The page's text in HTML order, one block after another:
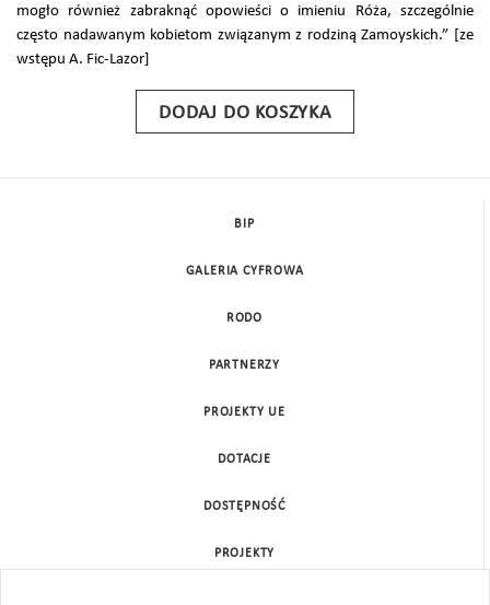
mogło również zabraknąć opowieści o imieniu Róża, szczególnie
często nadawanym kobietom związanym z rodziną Zamoyskich.” [ze
wstępu A. Fic-Lazor]
DODAJ DO KOSZYKA
BIP
GALERIA CYFROWA
RODO
PARTNERZY
PROJEKTY UE
DOTACJE
DOSTĘPNOŚĆ
PROJEKTY